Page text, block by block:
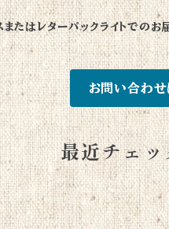
たはレターパックライトでの
お問い合わせ
最近チェ